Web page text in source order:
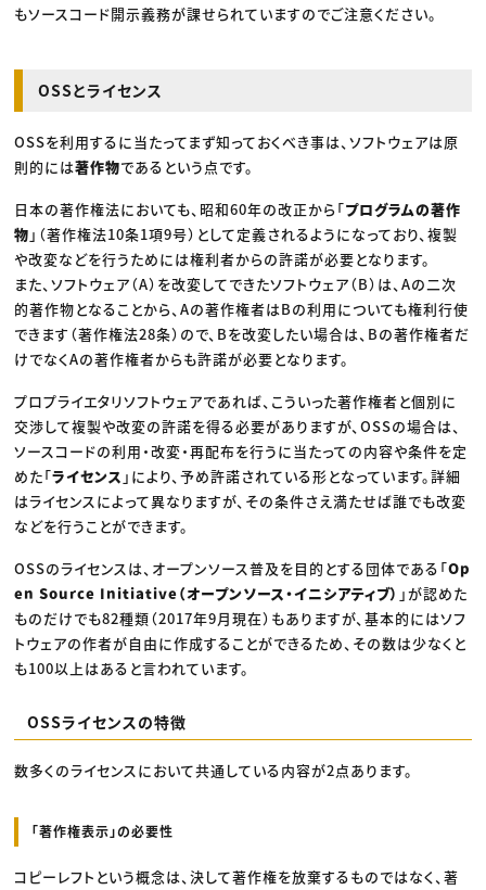
もソースコード開示義務が課せられていますのでご注意ください。
OSSとライセンス
OSSを利用するに当たってまず知っておくべき事は、ソフトウェアは原
則的には著作物であるという点です。
日本の著作権法においても、昭和60年の改正から「プログラムの著作
物 」（著作権法10条1項9号）として定義されるようになっており、複製
や改変などを行うためには権利者からの許諾が必要となります。
また、ソフトウェア（A）を改変してできたソフトウェア（B）は、Aの二次
的著作物となることから、Aの著作権者はBの利用についても権利行使
できます（著作権法28条）ので、Bを改変したい場合は、Bの著作権者だ
けでなくAの著作権者からも許諾が必要となります。
プロプライエタリソフトウェアであれば、こういった著作権者と個別に
交渉して複製や改変の許諾を得る必要がありますが、OSSの場合は、
ソースコードの利用・改変・再配布を行うに当たっての内容や条件を定
めた「ライセンス 」により、予め許諾されている形となっています。詳細
はライセンスによって異なりますが、その条件さえ満たせば誰でも改変
などを行うことができます。
OSSのライセンスは、オープンソース普及を目的とする団体である「Op
en Source Initiative（オープンソース・イニシアティブ） 」が認めた
ものだけでも82種類（2017年9月現在）もありますが、基本的にはソフ
トウェアの作者が自由に作成することができるため、その数は少なくと
も100以上はあると言われています。
OSSライセンスの特徴
数多くのライセンスにおいて共通している内容が2点あります。
「著作権表示」の必要性
コピーレフトという概念は、決して著作権を放棄するものではなく、著